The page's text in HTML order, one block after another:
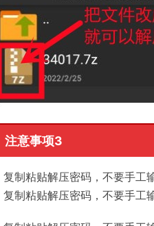
注意事项3
复制粘贴解压密码，不要手工
复制粘贴解压密码，不要手工